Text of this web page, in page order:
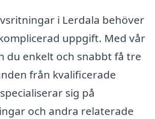
i Lerdala behöver
uppgift. Med vår
du enkelt och snabbt få tre
från kvalificerade
sig på
och andra relaterade